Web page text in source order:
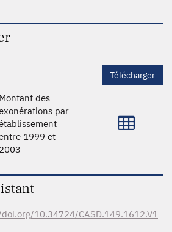
Télécharger
Montant des
par
1999 et
2003
10.34724/CASD.149.1612.V1